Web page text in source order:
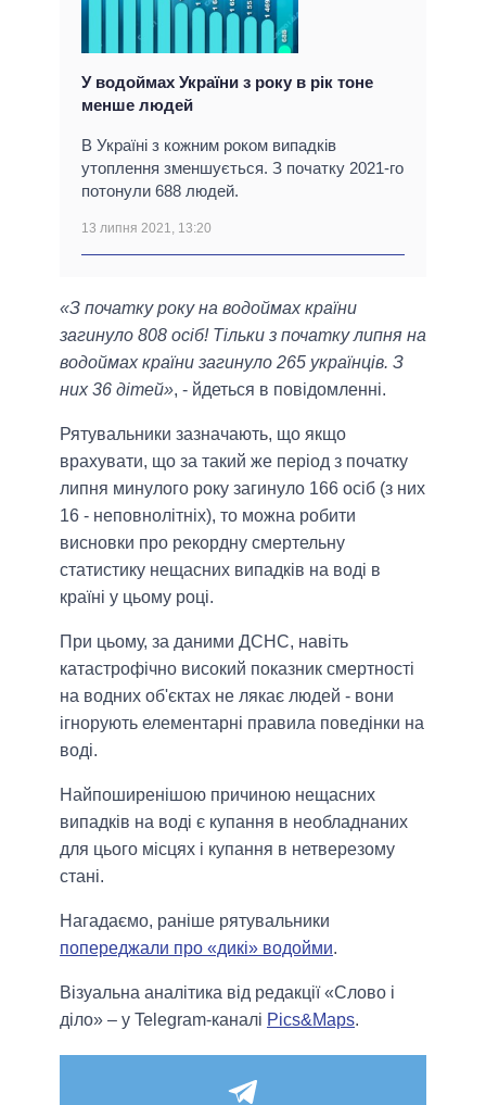
У водоймах України з року в рік тоне
менше людей
В Україні з кожним роком випадків
утоплення зменшується. З початку 2021-го
потонули 688 людей.
13 липня 2021, 13:20
«З початку року на водоймах країни
загинуло 808 осіб! Тільки з початку липня на
водоймах країни загинуло 265 українців. З
них 36 дітей», - йдеться в повідомленні.
Рятувальники зазначають, що якщо
врахувати, що за такий же період з початку
липня минулого року загинуло 166 осіб (з них
16 - неповнолітніх), то можна робити
висновки про рекордну смертельну
статистику нещасних випадків на воді в
країні у цьому році.
При цьому, за даними ДСНС, навіть
катастрофічно високий показник смертності
на водних об'єктах не лякає людей - вони
ігнорують елементарні правила поведінки на
воді.
Найпоширенішою причиною нещасних
випадків на воді є купання в необладнаних
для цього місцях і купання в нетверезому
стані.
Нагадаємо, раніше рятувальники
попереджали про «дикі» водойми.
Візуальна аналітика від редакції «Слово і
діло» – у Telegram-каналі Pics&Maps.